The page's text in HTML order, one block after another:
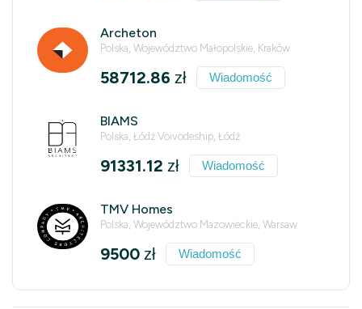
Archeton
Polska, Województwo Małopolskie, Kraków
58712.86 zł Wiadomość
BIAMS
Polska, Łódź Voivodeship, Łódź
91331.12 zł Wiadomość
TMV Homes
Polska, Województwo Mazowieckie, Warsaw
9500 zł Wiadomość